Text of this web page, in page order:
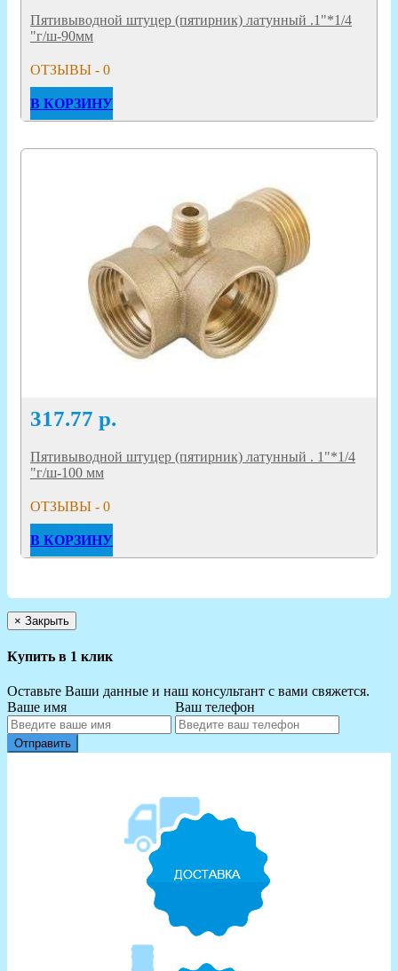
Пятивыводной штуцер (пятирник) латунный .1"*1/4
"г/ш-90мм
ОТЗЫВЫ - 0
В КОРЗИНУ
317.77 р.
Пятивыводной штуцер (пятирник) латунный . 1"*1/4
"г/ш-100 мм
ОТЗЫВЫ - 0
В КОРЗИНУ
× Закрыть
Купить в 1 клик
Оставьте Ваши данные и наш консультант с вами свяжется.
Ваше имя
Ваш телефон
Отправить